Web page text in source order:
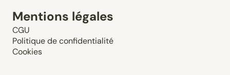
Mentions légales
CGU
Politique de confidentialité
Cookies